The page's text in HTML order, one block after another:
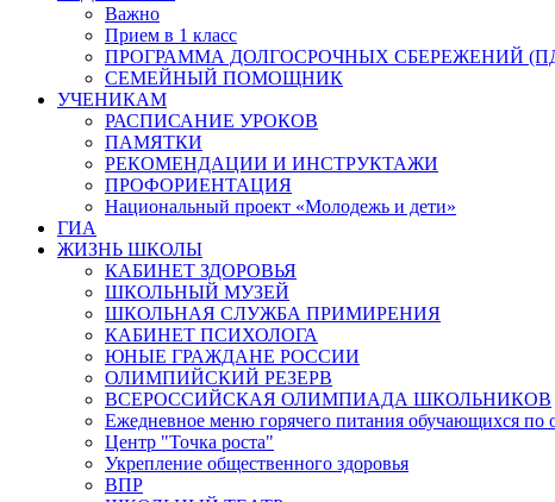
Важно
Прием в 1 класс
ПРОГРАММА ДОЛГОСРОЧНЫХ СБЕРЕЖЕНИЙ
СЕМЕЙНЫЙ ПОМОЩНИК
УЧЕНИКАМ
РАСПИСАНИЕ УРОКОВ
ПАМЯТКИ
РЕКОМЕНДАЦИИ И ИНСТРУКТАЖИ
ПРОФОРИЕНТАЦИЯ
Национальный проект «Молодежь и дети»
ГИА
ЖИЗНЬ ШКОЛЫ
КАБИНЕТ ЗДОРОВЬЯ
ШКОЛЬНЫЙ МУЗЕЙ
ШКОЛЬНАЯ СЛУЖБА ПРИМИРЕНИЯ
КАБИНЕТ ПСИХОЛОГА
ЮНЫЕ ГРАЖДАНЕ РОССИИ
ОЛИМПИЙСКИЙ РЕЗЕРВ
ВСЕРОССИЙСКАЯ ОЛИМПИАДА ШКОЛЬНИКОВ
Ежедневное меню горячего питания обучающихся по
Центр "Точка роста"
Укрепление общественного здоровья
ВПР